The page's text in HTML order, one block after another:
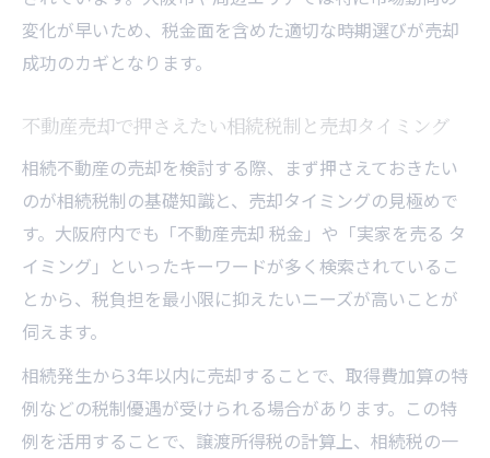
変化が早いため、税金面を含めた適切な時期選びが売却
成功のカギとなります。
不動産売却で押さえたい相続税制と売却タイミング
相続不動産の売却を検討する際、まず押さえておきたい
のが相続税制の基礎知識と、売却タイミングの見極めで
す。大阪府内でも「不動産売却 税金」や「実家を売る タ
イミング」といったキーワードが多く検索されているこ
とから、税負担を最小限に抑えたいニーズが高いことが
伺えます。
相続発生から3年以内に売却することで、取得費加算の特
例などの税制優遇が受けられる場合があります。この特
例を活用することで、譲渡所得税の計算上、相続税の一